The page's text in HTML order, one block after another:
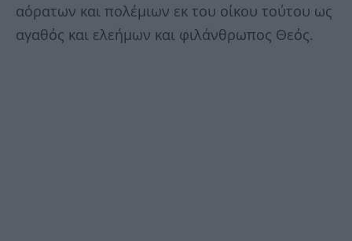
αόρατων και πολέμιων εκ του οίκου τούτου ως
αγαθός και ελεήμων και φιλάνθρωπος Θεός.